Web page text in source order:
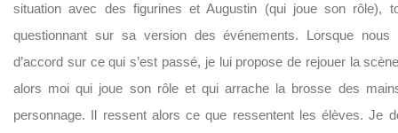
situation avec des figurines et Augustin (qui joue son rôle),
questionnant sur sa version des événements. Lorsque nous
d’accord sur ce qui s’est passé, je lui propose de rejouer la
alors moi qui joue son rôle et qui arrache la brosse des
personnage. Il ressent alors ce que ressentent les élèves. Je